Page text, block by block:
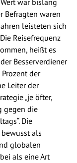
war bislang
Befragten waren
leisteten sich
Reisefrequenz
heißt es
Besserverdiener
der
Leiter der
„je öfter,
gegen die
Die
als
globalen
als eine Art